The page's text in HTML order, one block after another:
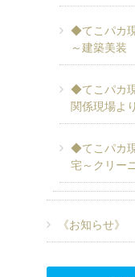
◆てこパカ
～建築美装
◆てこパカ
関係現場より
◆てこパカ
宅～クリー
《お知らせ》